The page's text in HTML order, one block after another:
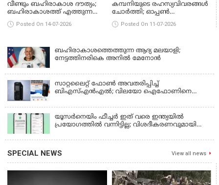
വീണ്ടും ബഹിരാകാശ ദൗത്യം;
ബഹിരാകാശത്ത് എത്തുന്ന
ആദ്യ മലയാളിയാവാൻ ഡോ.
അനില്‍ മേനോന്‍
Posted On 14-07-2026
കമ്പനിയുടെ രഹസ്യവിവരങ്ങള്‍
ചോര്‍ത്തി; ഓപ്പണ്‍
AIയ്ക്കെതിരെ ആപ്പിള്‍ കേസ്
കൊടുത്തു
Posted On 11-07-2026
ബഹിരാകാശത്തെത്തുന്ന ആദ്യ മലയാളി;
നേട്ടത്തിനരികെ അനില്‍ മേനോന്‍
സാറ്റലൈറ്റ് ഫോൺ അവതരിപ്പിച്ച്
ബിഎസ്എൻഎൽ; വിലയോ ഐഫോണിനെ
യൂസര്‍നെയിം ഫീച്ചര്‍ ഇത് വരെ ഇന്ത്യയില്‍
പ്രയോഗത്തില്‍ വന്നിട്ടില്ല; വിശദീകരണവുമായി
SPECIAL NEWS View all news